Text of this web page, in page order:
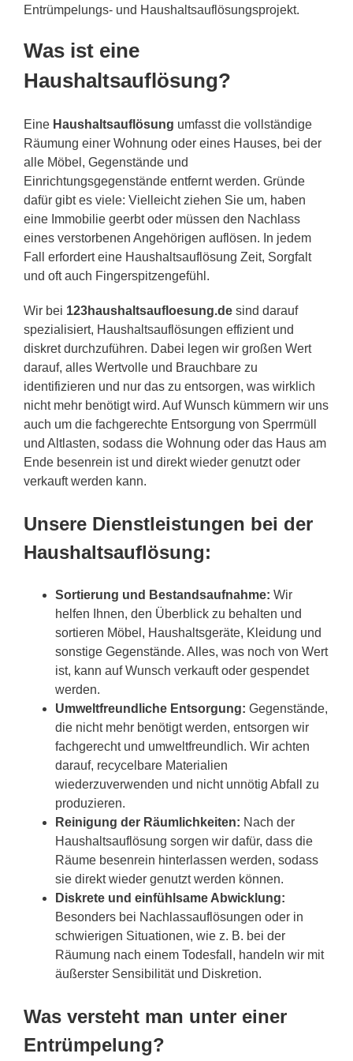
Entrümpelungs- und Haushaltsauflösungsprojekt.
Was ist eine
Haushaltsauflösung?
Eine Haushaltsauflösung umfasst die vollständige
Räumung einer Wohnung oder eines Hauses, bei der
alle Möbel, Gegenstände und
Einrichtungsgegenstände entfernt werden. Gründe
dafür gibt es viele: Vielleicht ziehen Sie um, haben
eine Immobilie geerbt oder müssen den Nachlass
eines verstorbenen Angehörigen auflösen. In jedem
Fall erfordert eine Haushaltsauflösung Zeit, Sorgfalt
und oft auch Fingerspitzengefühl.
Wir bei 123haushaltsaufloesung.de sind darauf
spezialisiert, Haushaltsauflösungen effizient und
diskret durchzuführen. Dabei legen wir großen Wert
darauf, alles Wertvolle und Brauchbare zu
identifizieren und nur das zu entsorgen, was wirklich
nicht mehr benötigt wird. Auf Wunsch kümmern wir uns
auch um die fachgerechte Entsorgung von Sperrmüll
und Altlasten, sodass die Wohnung oder das Haus am
Ende besenrein ist und direkt wieder genutzt oder
verkauft werden kann.
Unsere Dienstleistungen bei der
Haushaltsauflösung:
Sortierung und Bestandsaufnahme: Wir
helfen Ihnen, den Überblick zu behalten und
sortieren Möbel, Haushaltsgeräte, Kleidung und
sonstige Gegenstände. Alles, was noch von Wert
ist, kann auf Wunsch verkauft oder gespendet
werden.
Umweltfreundliche Entsorgung: Gegenstände,
die nicht mehr benötigt werden, entsorgen wir
fachgerecht und umweltfreundlich. Wir achten
darauf, recycelbare Materialien
wiederzuverwenden und nicht unnötig Abfall zu
produzieren.
Reinigung der Räumlichkeiten: Nach der
Haushaltsauflösung sorgen wir dafür, dass die
Räume besenrein hinterlassen werden, sodass
sie direkt wieder genutzt werden können.
Diskrete und einfühlsame Abwicklung:
Besonders bei Nachlassauflösungen oder in
schwierigen Situationen, wie z. B. bei der
Räumung nach einem Todesfall, handeln wir mit
äußerster Sensibilität und Diskretion.
Was versteht man unter einer
Entrümpelung?